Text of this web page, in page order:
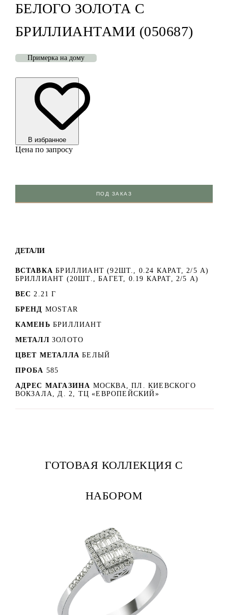
БЕЛОГО ЗОЛОТА С
БРИЛЛИАНТАМИ (050687)
Примерка на дому
В избранноe
Цена по запросу
ПОД ЗАКАЗ
ДЕТАЛИ
ВСТАВКА БРИЛЛИАНТ (92ШТ., 0.24 КАРАТ, 2/5 А)
БРИЛЛИАНТ (20ШТ., БАГЕТ, 0.19 КАРАТ, 2/5 А)
ВЕС 2.21 Г
БРЕНД MOSTAR
КАМЕНЬ БРИЛЛИАНТ
МЕТАЛЛ ЗОЛОТО
ЦВЕТ МЕТАЛЛА БЕЛЫЙ
ПРОБА 585
АДРЕС МАГАЗИНА МОСКВА, ПЛ. КИЕВСКОГО
ВОКЗАЛА, Д. 2, ТЦ «ЕВРОПЕЙСКИЙ»
ГОТОВАЯ КОЛЛЕКЦИЯ С
НАБОРОМ